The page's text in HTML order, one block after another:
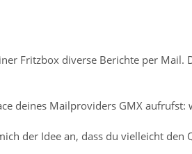
Fritzbox diverse Berichte per
deines Mailproviders GMX
der Idee an, dass du vielleicht